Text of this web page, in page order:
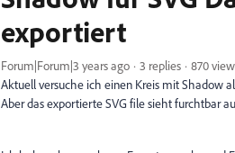
exportiert
Forum|Forum|3 years ago 3 replies
870
Aktuell versuche ich einen Kreis mit Shadow
Aber das exportierte SVG file sieht furchtbar